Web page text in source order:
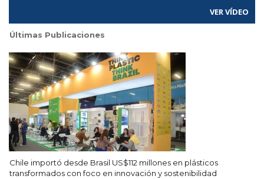
VER VÍDEO
Últimas Publicaciones
Chile importó desde Brasil US$112 millones en plásticos
transformados con foco en innovación y sostenibilidad